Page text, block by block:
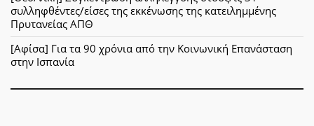
συλληφθέντες/είσες της εκκένωσης της κατειλημμένης
Πρυτανείας ΑΠΘ
[Αφίσα] Για τα 90 χρόνια από την Κοινωνική Επανάσταση
στην Ισπανία